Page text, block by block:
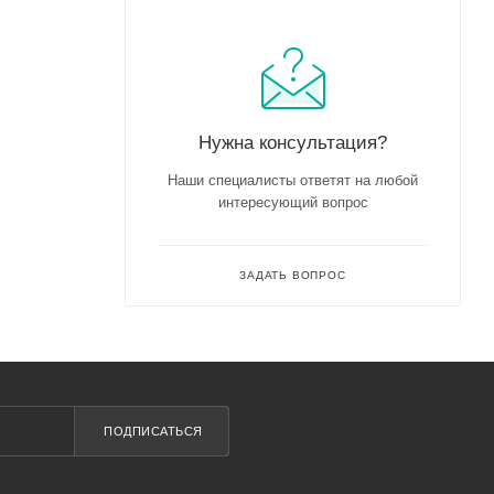
Нужна консультация?
Наши специалисты ответят на любой
интересующий вопрос
ЗАДАТЬ ВОПРОС
ПОДПИСАТЬСЯ